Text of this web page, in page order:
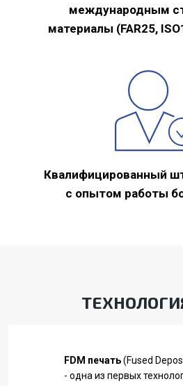
международным
материалы (FAR25,
Квалифицированный
с опытом работы
FDM печать(Fused
- одна из первых